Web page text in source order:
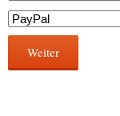
Weiter